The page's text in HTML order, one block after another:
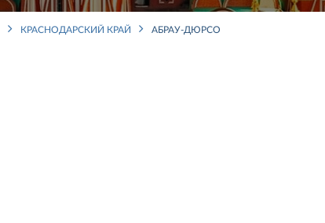
КРАСНОДАРСКИЙ КРАЙ АБРАУ-ДЮРСО